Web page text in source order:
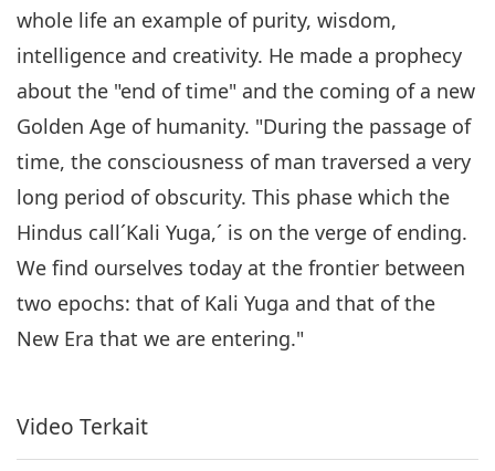
whole life an example of purity, wisdom,
intelligence and creativity. He made a prophecy
about the "end of time" and the coming of a new
Golden Age of humanity. "During the passage of
time, the consciousness of man traversed a very
long period of obscurity. This phase which the
Hindus call´Kali Yuga,´ is on the verge of ending.
We find ourselves today at the frontier between
two epochs: that of Kali Yuga and that of the
New Era that we are entering."
Video Terkait